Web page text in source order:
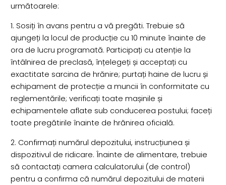
următoarele:
1. Sosiți în avans pentru a vă pregăti. Trebuie să
ajungeți la locul de producție cu 10 minute înainte de
ora de lucru programată. Participați cu atenție la
întâlnirea de preclasă, înțelegeți și acceptați cu
exactitate sarcina de hrănire; purtați haine de lucru și
echipament de protecție a muncii în conformitate cu
reglementările; verificați toate mașinile și
echipamentele aflate sub conducerea postului; faceți
toate pregătirile înainte de hrănirea oficială.
2. Confirmați numărul depozitului, instrucțiunea și
dispozitivul de ridicare. Înainte de alimentare, trebuie
să contactați camera calculatorului (de control)
pentru a confirma că numărul depozitului de materii